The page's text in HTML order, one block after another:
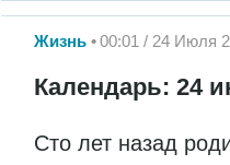
Жизнь 00:01 / 24 Июля
Календарь: 24
Сто лет назад